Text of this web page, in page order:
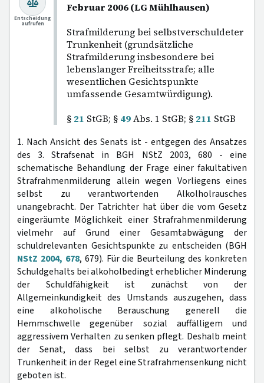
Februar 2006 (LG Mühlhausen)
Strafmilderung bei selbstverschuldeter
Trunkenheit (grundsätzliche
Strafmilderung insbesondere bei
lebenslanger Freiheitsstrafe; alle
wesentlichen Gesichtspunkte
umfassende Gesamtwürdigung).
§ 21 StGB; § 49Abs. 1 StGB; § 211 StGB
Entscheidung
aufrufen
1. Nach Ansicht des Senats ist - entgegen des Ansatzes
des 3. Strafsenat in BGH NStZ 2003, 680 - eine
schematische Behandlung der Frage einer fakultativen
Strafrahmenmilderung allein wegen Vorliegens eines
selbst zu verantwortenden Alkolholrausches
unangebracht. Der Tatrichter hat über die vom Gesetz
eingeräumte Möglichkeit einer Strafrahmenmilderung
vielmehr auf Grund einer Gesamtabwägung der
schuldrelevanten Gesichtspunkte zu entscheiden (BGH
NStZ 2004, 678, 679). Für die Beurteilung des konkreten
Schuldgehalts bei alkoholbedingt erheblicher Minderung
der Schuldfähigkeit ist zunächst von der
Allgemeinkundigkeit des Umstands auszugehen, dass
eine alkoholische Berauschung generell die
Hemmschwelle gegenüber sozial auffälligem und
aggressivem Verhalten zu senken pflegt. Deshalb meint
der Senat, dass bei selbst zu verantwortender
Trunkenheit in der Regel eine Strafrahmensenkung nicht
geboten ist.